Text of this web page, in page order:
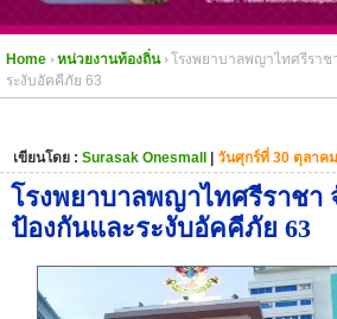
Home หน่วยงานท้องถิ่น
โรงพยาบาลพญาไทศรีรา
ระงับอัคคีภัย 63
เขียนโดย : Surasak Onesmall | วันศุกร์ที่ 30 ตุลาค
โรงพยาบาลพญาไทศรีราชา
ป้องกันและระงับอัคคีภัย 63